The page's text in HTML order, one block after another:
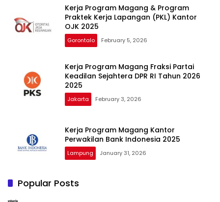
Kerja Program Magang & Program
Praktek Kerja Lapangan (PKL) Kantor
OJK 2025
Gorontalo February 5, 2026
Kerja Program Magang Fraksi Partai
Keadilan Sejahtera DPR RI Tahun 2026
2025
Jakarta February 3, 2026
Kerja Program Magang Kantor
Perwakilan Bank Indonesia 2025
Lampung January 31, 2026
Popular Posts